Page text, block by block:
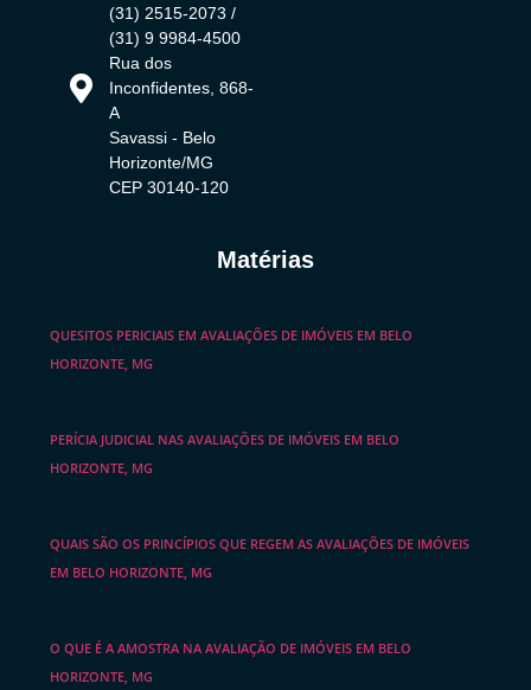
(31) 2515-2073 /
(31) 9 9984-4500
Rua dos
Inconfidentes, 868-
A
Savassi - Belo
Horizonte/MG
CEP 30140-120
Matérias
QUESITOS PERICIAIS EM AVALIAÇÕES DE IMÓVEIS EM BELO
HORIZONTE, MG
PERÍCIA JUDICIAL NAS AVALIAÇÕES DE IMÓVEIS EM BELO
HORIZONTE, MG
QUAIS SÃO OS PRINCÍPIOS QUE REGEM AS AVALIAÇÕES DE IMÓVEIS
EM BELO HORIZONTE, MG
O QUE É A AMOSTRA NA AVALIAÇÃO DE IMÓVEIS EM BELO
HORIZONTE, MG